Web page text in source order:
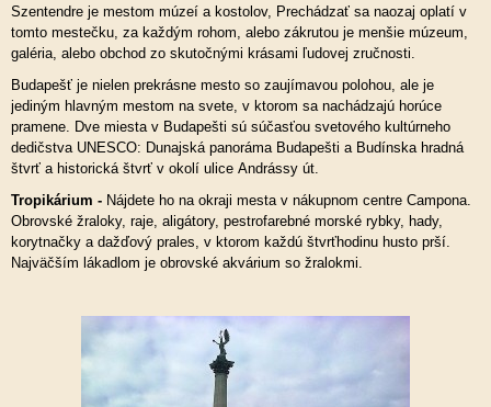
Szentendre je mestom múzeí a kostolov, Prechádzať sa naozaj oplatí v
tomto mestečku, za každým rohom, alebo zákrutou je menšie múzeum,
galéria, alebo obchod zo skutočnými krásami ľudovej zručnosti.
Budapešť je nielen prekrásne mesto so zaujímavou polohou, ale je
jediným hlavným mestom na svete, v ktorom sa nachádzajú horúce
pramene. Dve miesta v Budapešti sú súčasťou svetového kultúrneho
dedičstva UNESCO: Dunajská panoráma Budapešti a Budínska hradná
štvrť a historická štvrť v okolí ulice Andrássy út.
Tropikárium - Nájdete ho na okraji mesta v nákupnom centre Campona.
Obrovské žraloky, raje, aligátory, pestrofarebné morské rybky, hady,
korytnačky a dažďový prales, v ktorom každú štvrťhodinu husto prší.
Najväčším lákadlom je obrovské akvárium so žralokmi.